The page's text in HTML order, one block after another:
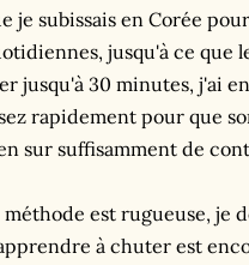
je subissais en Corée
jusqu'à ce que
jusqu'à 30 minutes, j'ai
rapidement pour que
sur suffisamment de
méthode est rugueuse, je
à chuter est